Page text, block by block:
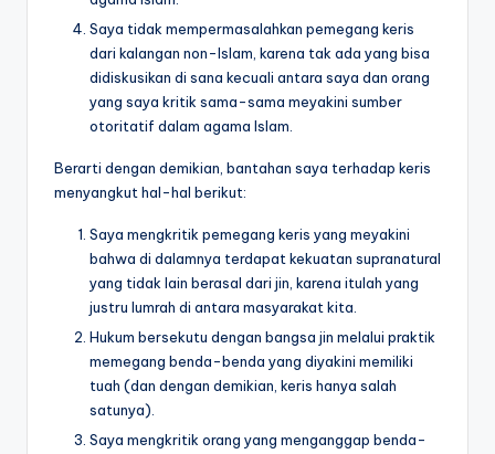
Saya tidak mempermasalahkan pemegang keris
dari kalangan non-Islam, karena tak ada yang bisa
didiskusikan di sana kecuali antara saya dan orang
yang saya kritik sama-sama meyakini sumber
otoritatif dalam agama Islam.
Berarti dengan demikian, bantahan saya terhadap keris
menyangkut hal-hal berikut:
Saya mengkritik pemegang keris yang meyakini
bahwa di dalamnya terdapat kekuatan supranatural
yang tidak lain berasal dari jin, karena itulah yang
justru lumrah di antara masyarakat kita.
Hukum bersekutu dengan bangsa jin melalui praktik
memegang benda-benda yang diyakini memiliki
tuah (dan dengan demikian, keris hanya salah
satunya).
Saya mengkritik orang yang menganggap benda-